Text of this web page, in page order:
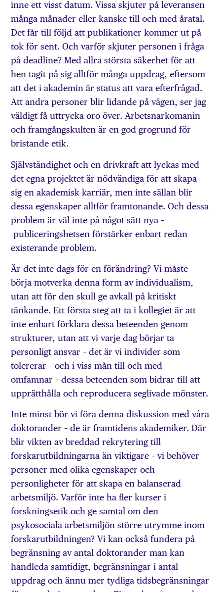
inne ett visst datum. Vissa skjuter på leveransen
många månader eller kanske till och med åratal.
Det får till följd att publikationer kommer ut på
tok för sent. Och varför skjuter personen i fråga
på deadline? Med allra största säkerhet för att
hen tagit på sig alltför många uppdrag, eftersom
att det i akademin är status att vara efterfrågad.
Att andra personer blir lidande på vägen, ser jag
väldigt få uttrycka oro över. Arbetsnarkomanin
och framgångskulten är en god grogrund för
bristande etik.
Självständighet och en drivkraft att lyckas med
det egna projektet är nödvändiga för att skapa
sig en akademisk karriär, men inte sällan blir
dessa egenskaper alltför framtonande. Och dessa
problem är väl inte på något sätt nya –
publicerings­hetsen förstärker enbart redan
existerande problem.
Är det inte dags för en förändring? Vi måste
börja motverka denna form av individualism,
utan att för den skull ge avkall på kritiskt
tänkande. Ett första steg att ta i kollegiet är att
inte enbart förklara dessa beteenden genom
strukturer, utan att vi varje dag börjar ta
personligt ansvar – det är vi individer som
tolererar – och i viss mån till och med
omfamnar – dessa beteenden som bidrar till att
upprätthålla och reproducera seglivade mönster.
Inte minst bör vi föra denna diskussion med våra
doktorander – de är framtidens akademiker. Där
blir vikten av breddad rekrytering till
forskarutbildningarna än viktigare – vi behöver
personer med olika egenskaper och
personligheter för att skapa en balanserad
arbetsmiljö. Varför inte ha fler kurser i
forskningsetik och ge samtal om den
psykosociala arbetsmiljön större utrymme inom
forskarutbildningen? Vi kan också fundera på
begränsning av antal doktorander man kan
handleda samtidigt, begränsningar i antal
uppdrag och ännu mer tydliga tidsbegränsningar